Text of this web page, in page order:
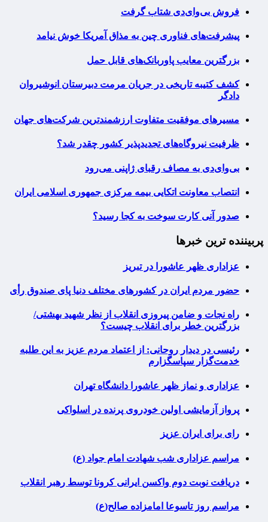
فروش بی‌وای‌دی شتاب گرفت
پیشرفت‌های فناوری چین به مذاق آمریکا خوش نیامد
بزرگترین معایب پاوربانک‌های قابل حمل
کشف کتیبه تاریخی در جریان مرمت دبیرستان انوشیروان
دادگر
مسیرهای موفقیت متفاوت ارزشمندترین شرکت‌های جهان
ظرفیت نیروگاه‌های تجدیدپذیر کشور چقدر شد؟
بی‌وای‌دی به مصاف رقبای ژاپنی می‌رود
انتصاب معاونت اتکایی بیمه مرکزی جمهوری اسلامی ایران
صدور آنی کارت سوخت به کجا رسید؟
پربیننده ترین خبرها
عزاداری ظهر عاشورا در تبریز
حضور مردم ایران در کشورهای مختلف دنیا پای صندوق رأی
راه نجات و ضامن پیروزی انقلاب از نظر شهید بهشتی/
بزرگترین خطر برای انقلاب چیست؟
رئیسی در دیدار روحانی: از اعتماد مردم عزیز به این طلبه
خدمت‌گزار سپاسگزارم
عزاداری و نماز ظهر عاشورا دانشگاه تهران
پرواز آزمایشی اولین خودروی پرنده در اسلواکی
رای برای ایران عزیز
مراسم عزاداری شب شهادت امام جواد (ع)
دریافت نوبت دوم واکسن ایرانی کرونا توسط رهبر انقلاب
مراسم روز تاسوعا امامزاده صالح(ع)